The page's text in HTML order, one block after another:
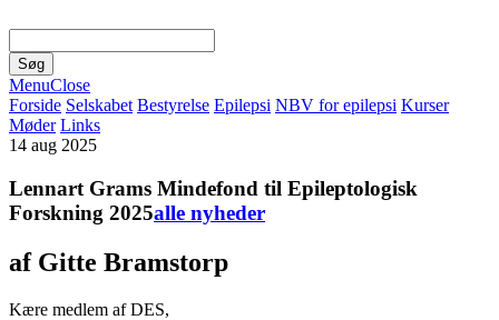
MenuClose
Forside Selskabet Bestyrelse Epilepsi NBV for epilepsi Kurser
Møder Links
14 aug 2025
Lennart Grams Mindefond til Epileptologisk
Forskning 2025alle nyheder
af Gitte Bramstorp
Kære medlem af DES,